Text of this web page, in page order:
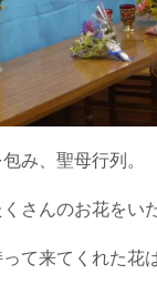
み、聖母行列。
さんのお花をい
て来てくれた花